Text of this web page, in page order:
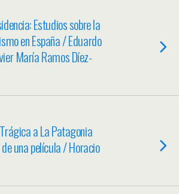
Estudios sobre la
en España / Eduardo
María Ramos Díez-
a La Patagonia
una película / Horacio